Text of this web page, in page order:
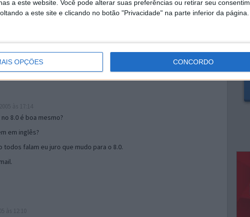
a este website. Você pode alterar suas preferências ou retirar seu
a este site e clicando no botão "Privacidade" na parte inferior da página.
OPÇÕES CONCORDO
mail algum.
17:00
8.0 é boa mesmo?
em inglês?
falam eu juro que mudo para o 8.0.